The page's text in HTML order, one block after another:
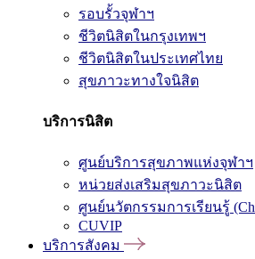
รอบรั้วจุฬาฯ
ชีวิตนิสิตในกรุงเทพฯ
ชีวิตนิสิตในประเทศไทย
สุขภาวะทางใจนิสิต
บริการนิสิต
ศูนย์บริการสุขภาพแห่งจุฬาฯ
หน่วยส่งเสริมสุขภาวะนิสิต
ศูนย์นวัตกรรมการเรียนรู้
CUVIP
บริการสังคม